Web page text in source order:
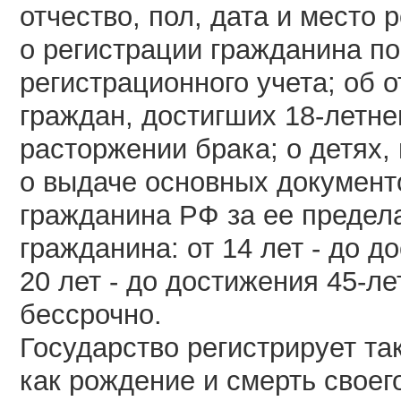
отчество, пол, дата и место
о регистрации гражданина
регистрационного учета; об
граждан, достигших 18-
расторжении брака; о детях,
о выдаче основных
гражданина РФ за ее
гражданина: от 14 лет - до
20 лет - до достижения 45-
бессрочно.
Государство регистрирует
как рождение и смерть